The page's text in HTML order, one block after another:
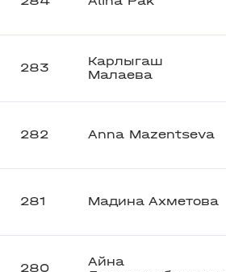
283
Карлыгаш
Малаева
282 Anna Mazentseva
281 Мадина Ахметова
280
Айна